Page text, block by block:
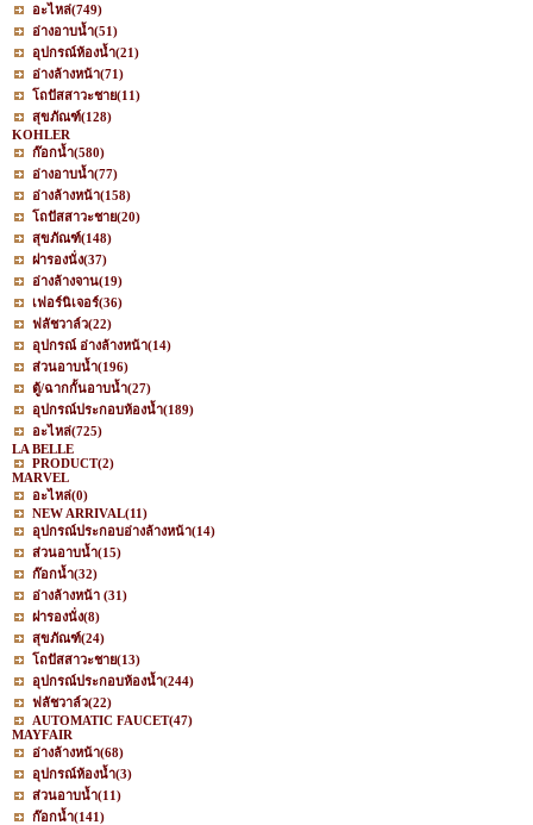
อะไหล่(749)
อ่างอาบน้ำ(51)
อุปกรณ์ห้องน้ำ(21)
อ่างล้างหน้า(71)
โถปัสสาวะชาย(11)
สุขภัณฑ์(128)
KOHLER
ก๊อกน้ำ(580)
อ่างอาบน้ำ(77)
อ่างล้างหน้า(158)
โถปัสสาวะชาย(20)
สุขภัณฑ์(148)
ฝารองนั่ง(37)
อ่างล้างจาน(19)
เฟอร์นิเจอร์(36)
ฟลัชวาล์ว(22)
อุปกรณ์ อ่างล้างหน้า(14)
ส่วนอาบน้ำ(196)
ตู้/ฉากกั้นอาบน้ำ(27)
อุปกรณ์ประกอบห้องน้ำ(189)
อะไหล่(725)
LA BELLE
PRODUCT(2)
MARVEL
อะไหล่(0)
NEW ARRIVAL(11)
อุปกรณ์ประกอบอ่างล้างหน้า(14)
ส่วนอาบน้ำ(15)
ก๊อกน้ำ(32)
อ่างล้างหน้า (31)
ฝารองนั่ง(8)
สุขภัณฑ์(24)
โถปัสสาวะชาย(13)
อุปกรณ์ประกอบห้องน้ำ(244)
ฟลัชวาล์ว(22)
AUTOMATIC FAUCET(47)
MAYFAIR
อ่างล้างหน้า(68)
อุปกรณ์ห้องน้ำ(3)
ส่วนอาบน้ำ(11)
ก๊อกน้ำ(141)